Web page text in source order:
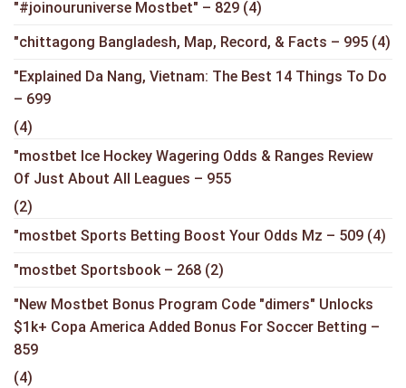
"#joinouruniverse Mostbet" – 829 (4)
"chittagong Bangladesh, Map, Record, & Facts – 995 (4)
"Explained Da Nang, Vietnam: The Best 14 Things To Do
– 699
(4)
"mostbet Ice Hockey Wagering Odds & Ranges Review
Of Just About All Leagues – 955
(2)
"mostbet Sports Betting Boost Your Odds Mz – 509 (4)
"mostbet Sportsbook – 268 (2)
"New Mostbet Bonus Program Code "dimers" Unlocks
$1k+ Copa America Added Bonus For Soccer Betting –
859
(4)